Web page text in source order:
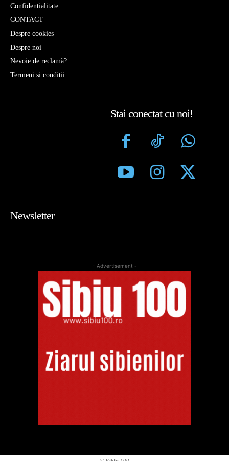
Confidentialitate
CONTACT
Despre cookies
Despre noi
Nevoie de reclamă?
Termeni si conditii
Stai conectat cu noi!
Newsletter
- Advertisement -